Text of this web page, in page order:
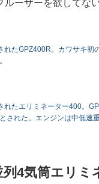
ルーザーを欲してな
れたGPZ400R。カワサキ初
れたエリミネーター400。
された。エンジンは中低速
列4気筒エリ